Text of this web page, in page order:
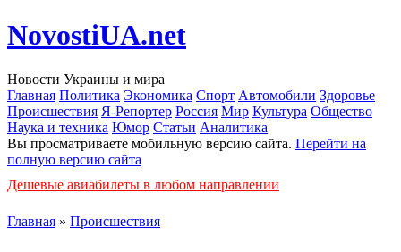
NovostiUA.net
Новости Украины и мира
Главная Политика Экономика Спорт Автомобили Здоровье
Происшествия Я-Репортер Россия Мир Культура Общество
Наука и техника Юмор Статьи Аналитика
Вы просматриваете мобильную версию сайта. Перейти на
полную версию сайта
Дешевые авиабилеты в любом направлении
Главная » Происшествия